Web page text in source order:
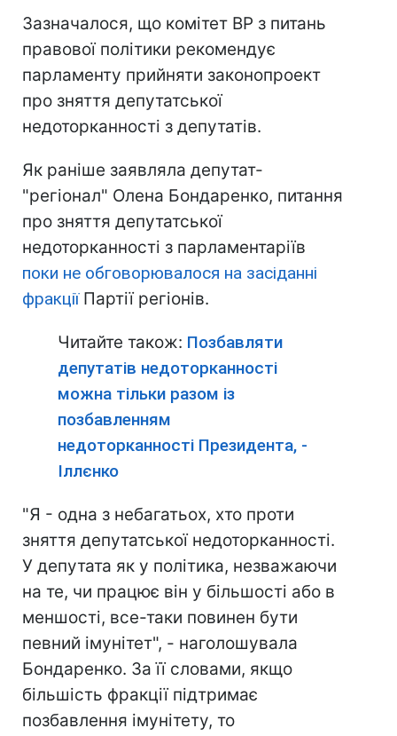
Зазначалося, що комітет ВР з питань
правової політики рекомендує
парламенту прийняти законопроект
про зняття депутатської
недоторканності з депутатів.
Як раніше заявляла депутат-
"регіонал" Олена Бондаренко, питання
про зняття депутатської
недоторканності з парламентаріїв
поки не обговорювалося на засіданні
фракціїПартії регіонів.
Читайте також: Позбавляти
депутатів недоторканності
можна тільки разом із
позбавленням
недоторканності Президента, -
Іллєнко
"Я - одна з небагатьох, хто проти
зняття депутатської недоторканності.
У депутата як у політика, незважаючи
на те, чи працює він у більшості або в
меншості, все-таки повинен бути
певний імунітет", - наголошувала
Бондаренко. За її словами, якщо
більшість фракції підтримає
позбавлення імунітету, то